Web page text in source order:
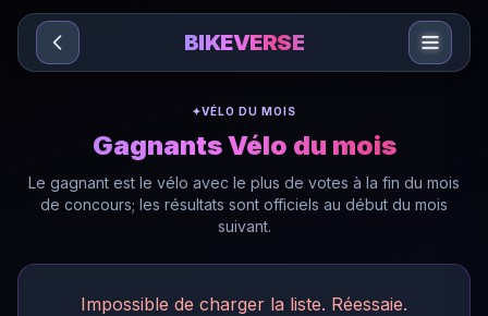
Sari la conținut
BIKEVERSE
✦VÉLO DU MOIS
Gagnants Vélo du mois
Le gagnant est le vélo avec le plus de votes à la fin du mois
de concours; les résultats sont officiels au début du mois
suivant.
Impossible de charger la liste. Réessaie.